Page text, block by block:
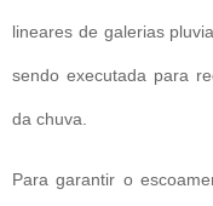
lineares de galerias
sendo executada para
da chuva.
Para garantir o